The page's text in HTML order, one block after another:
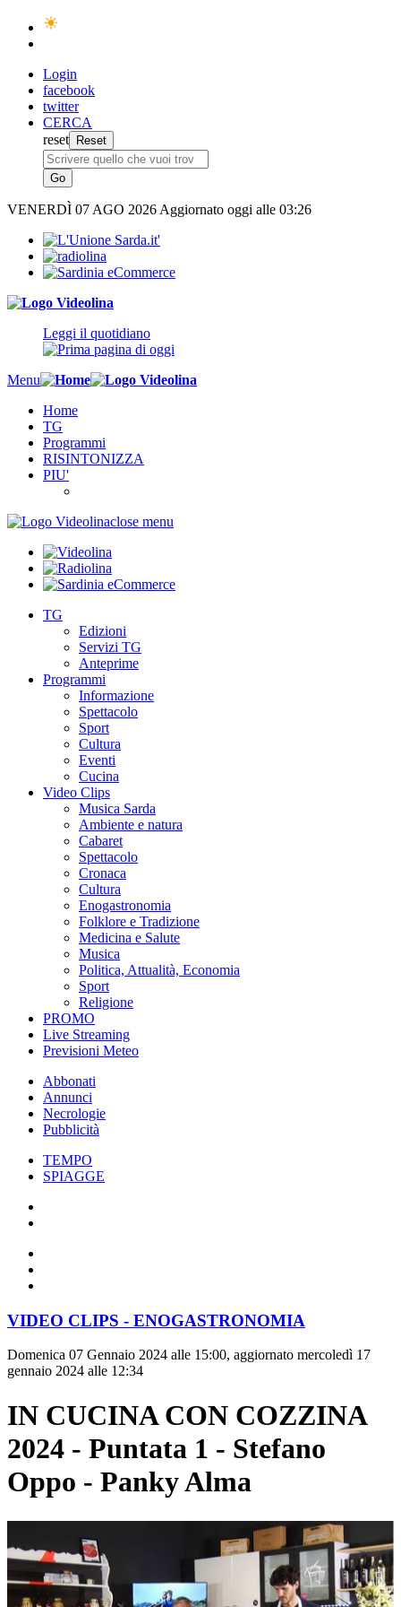
Login
facebook
twitter
CERCA
reset
VENERDÌ 07 AGO 2026 Aggiornato oggi alle 03:26
Leggi il quotidiano
Menu
Home
TG
Programmi
RISINTONIZZA
PIU'
close menu
TG
Edizioni
Servizi TG
Anteprime
Programmi
Informazione
Spettacolo
Sport
Cultura
Eventi
Cucina
Video Clips
Musica Sarda
Ambiente e natura
Cabaret
Spettacolo
Cronaca
Cultura
Enogastronomia
Folklore e Tradizione
Medicina e Salute
Musica
Politica, Attualità, Economia
Sport
Religione
PROMO
Live Streaming
Previsioni Meteo
Abbonati
Annunci
Necrologie
Pubblicità
TEMPO
SPIAGGE
VIDEO CLIPS - ENOGASTRONOMIA
Domenica 07 Gennaio 2024 alle 15:00, aggiornato mercoledì 17
gennaio 2024 alle 12:34
IN CUCINA CON COZZINA
2024 - Puntata 1 - Stefano
Oppo - Panky Alma